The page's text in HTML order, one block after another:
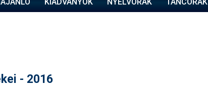
- 2016